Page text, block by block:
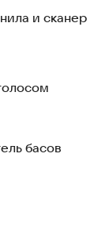
и сканер
басов